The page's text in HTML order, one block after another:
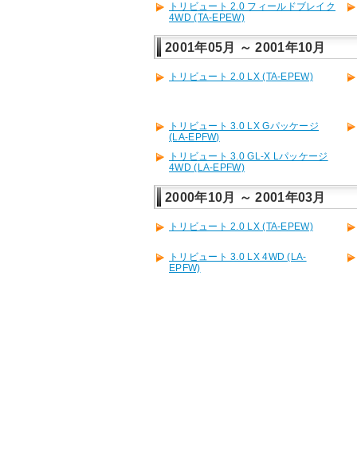
トリビュート 2.0 フィールドブレイク
4WD (TA-EPEW)
2001年05月 ～ 2001年10月
トリビュート 2.0 LX (TA-EPEW)
トリビュート 3.0 LX Gパッケージ
(LA-EPFW)
トリビュート 3.0 GL-X Lパッケージ
4WD (LA-EPFW)
2000年10月 ～ 2001年03月
トリビュート 2.0 LX (TA-EPEW)
トリビュート 3.0 LX 4WD (LA-
EPFW)